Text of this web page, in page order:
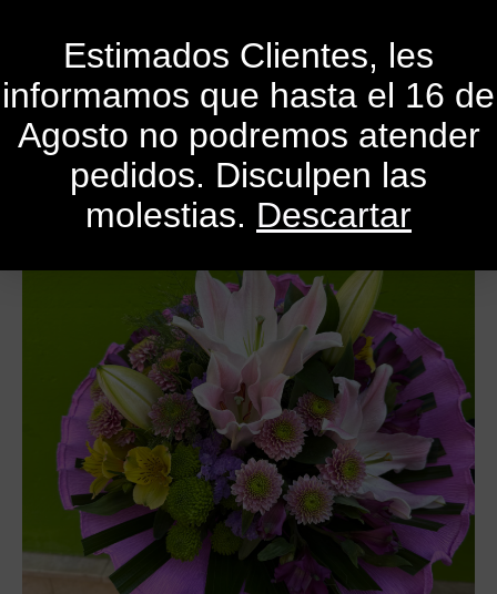
Estimados Clientes, les
informamos que hasta el 16 de
Agosto no podremos atender
pedidos. Disculpen las
molestias. Descartar